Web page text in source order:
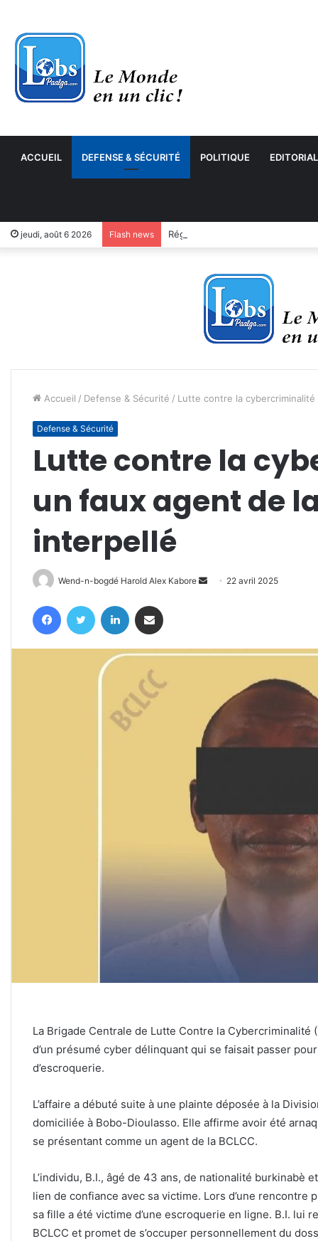
ACCUEIL DEFENSE & SÉCURITÉ POLITIQUE EDITORIAL
jeudi, août 6 2026 Flash news
Accueil / Defense & Sécurité / Lutte contre la
Defense & Sécurité
Lutte contre la
un faux agent de
interpellé
Wend-n-bogdé Harold Alex Kabore
Envoyer22 avril 2025
FacebookTwitter Linkedin
La Brigade Centrale de Lutte Contre la Cybercriminalité
d’un présumé cyber délinquant qui se faisait passer
d’escroquerie.
L’affaire a débuté suite à une plainte déposée à la
domiciliée à Bobo-Dioulasso. Elle affirme avoir été
se présentant comme un agent de la BCLCC.
L’individu, B.I., âgé de 43 ans, de nationalité burkinabè
lien de confiance avec sa victime. Lors d’une rencontre
sa fille a été victime d’une escroquerie en ligne. B.I. lui
BCLCC et promet de s’occuper personnellement du